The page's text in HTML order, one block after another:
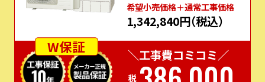
希望⼩売価格＋通常⼯事価格
1,342,840円（税込）
W保証
＼工事費コミコミ／